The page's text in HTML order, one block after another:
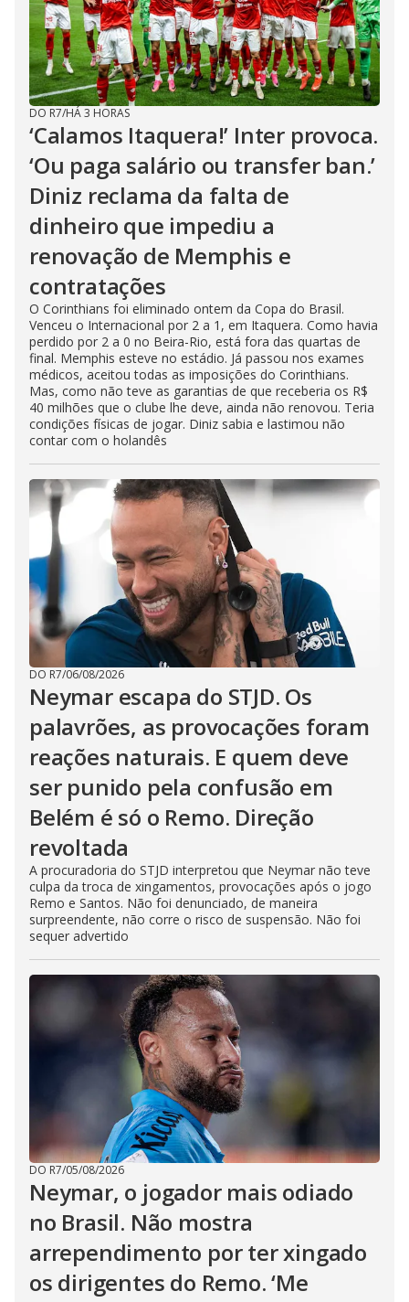
DO R7/HÁ 3 HORAS
‘Calamos Itaquera!’ Inter provoca.
‘Ou paga salário ou transfer ban.’
Diniz reclama da falta de
dinheiro que impediu a
renovação de Memphis e
contratações
O Corinthians foi eliminado ontem da Copa do Brasil.
Venceu o Internacional por 2 a 1, em Itaquera. Como havia
perdido por 2 a 0 no Beira-Rio, está fora das quartas de
final. Memphis esteve no estádio. Já passou nos exames
médicos, aceitou todas as imposições do Corinthians.
Mas, como não teve as garantias de que receberia os R$
40 milhões que o clube lhe deve, ainda não renovou. Teria
condições físicas de jogar. Diniz sabia e lastimou não
contar com o holandês
DO R7/06/08/2026
Neymar escapa do STJD. Os
palavrões, as provocações foram
reações naturais. E quem deve
ser punido pela confusão em
Belém é só o Remo. Direção
revoltada
A procuradoria do STJD interpretou que Neymar não teve
culpa da troca de xingamentos, provocações após o jogo
Remo e Santos. Não foi denunciado, de maneira
surpreendente, não corre o risco de suspensão. Não foi
sequer advertido
DO R7/05/08/2026
Neymar, o jogador mais odiado
no Brasil. Não mostra
arrependimento por ter xingado
os dirigentes do Remo. ‘Me